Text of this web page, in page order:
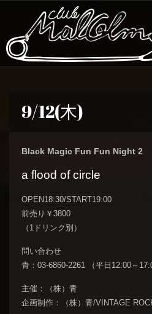
9/12(木)
Black Magic Fun Fun Night 2
a flood of circle
OPEN18:30/START19:00
前売り￥3800
（1ドリンク別）
問い合わせ
青：03-6860-2261 （平日12:00～
主催：（株）青
企画制作：（株）青/VINTAGE